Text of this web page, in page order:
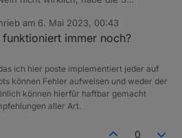
am 6. Mai 2023, 00:43
editiert von
funktioniert immer noch?
ich hier poste implementiert jeder auf
können Fehler aufweisen und weder der
können hierfür haftbar gemacht
aller Art.
0